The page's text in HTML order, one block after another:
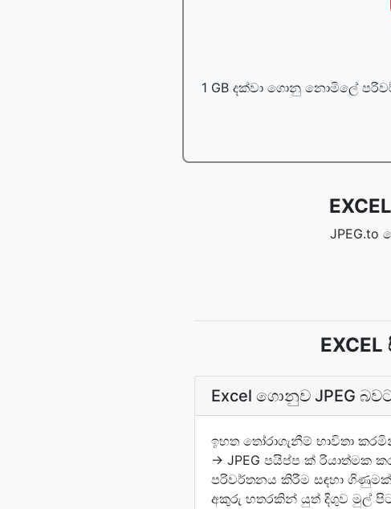
1 GB දක්වා ගොනු නොමිලේ
Excel ගොනුව JPEG
ඉහත තෝරාගැනීම් භාවිතා
→ JPEG පයිප්ප ක් රියාත්මක
පරිවර්තනය කිරීම සඳහා ගිණුමක්
අකුරු හතරකින් යුත් දිගුව මුල්